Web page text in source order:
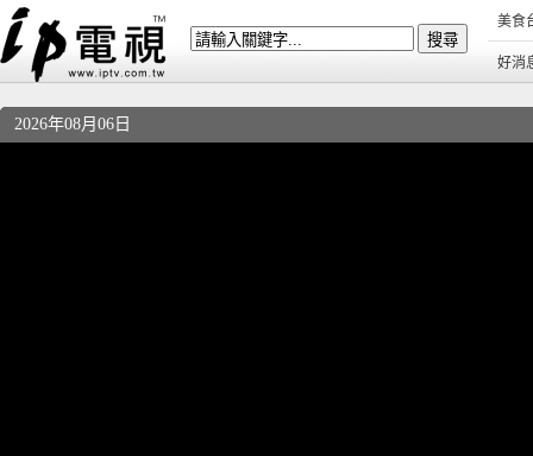
美食
好消
2026年08月06日